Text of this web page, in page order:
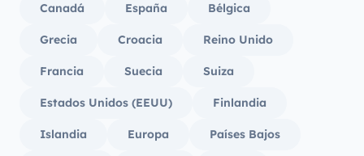
Canadá España Bélgica
Grecia Croacia Reino Unido
Francia Suecia Suiza
Estados Unidos (EEUU) Finlandia
Islandia Europa Países Bajos